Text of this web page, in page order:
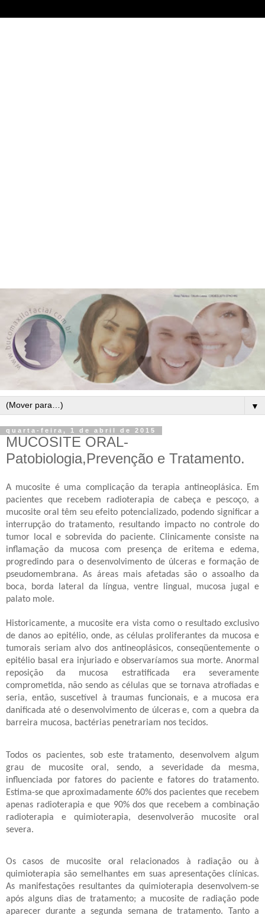
▼
quarta-feira, 1 de abril de 2015
MUCOSITE ORAL-
Patobiologia,Prevenção e Tratamento.
A mucosite é uma complicação da terapia antineoplásica. Em
pacientes que recebem radioterapia de cabeça e pescoço, a
mucosite oral têm seu efeito potencializado, podendo significar a
interrupção do tratamento, resultando impacto no controle do
tumor local e sobrevida do paciente. Clinicamente consiste na
inflamação da mucosa com presença de eritema e edema,
progredindo para o desenvolvimento de úlceras e formação de
pseudomembrana. As áreas mais afetadas são o assoalho da
boca, borda lateral da língua, ventre lingual, mucosa jugal e
palato mole.
Historicamente, a mucosite era vista como o resultado exclusivo
de danos ao epitélio, onde, as células proliferantes da mucosa e
tumorais seriam alvo dos antineoplásicos, conseqüentemente o
epitélio basal era injuriado e observaríamos sua morte. Anormal
reposição da mucosa estratificada era severamente
comprometida, não sendo as células que se tornava atrofiadas e
seria, então, suscetível à traumas funcionais, e a mucosa era
danificada até o desenvolvimento de úlceras e, com a quebra da
barreira mucosa, bactérias penetrariam nos tecidos.
Todos os pacientes, sob este tratamento, desenvolvem algum
grau de mucosite oral, sendo, a severidade da mesma,
influenciada por fatores do paciente e fatores do tratamento.
Estima-se que aproximadamente 60% dos pacientes que recebem
apenas radioterapia e que 90% dos que recebem a combinação
radioterapia e quimioterapia, desenvolverão mucosite oral
severa.
Os casos de mucosite oral relacionados à radiação ou à
quimioterapia são semelhantes em suas apresentações clínicas.
As manifestações resultantes da quimioterapia desenvolvem-se
após alguns dias de tratamento; a mucosite de radiação pode
aparecer durante a segunda semana de tratamento. Tanto a